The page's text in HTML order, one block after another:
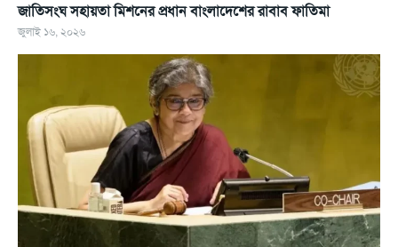
জাতিসংঘ সহায়তা মিশনের প্রধান বাংলাদেশের রাবাব ফাতিমা
জুলাই ১৬, ২০২৬